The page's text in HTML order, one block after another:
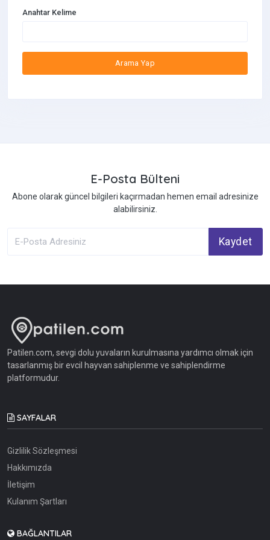
Kedi Yatakları
Anahtar Kelime
Arama Yap
E-Posta Bülteni
Abone olarak güncel bilgileri kaçırmadan hemen email adresinize
alabilirsiniz.
Kaydet
Patilen.com, sevgi dolu yuvaların kurulmasına yardımcı olmak için
tasarlanmış bir evcil hayvan sahiplenme ve sahiplendirme
platformudur.
SAYFALAR
Gizlilik Sözleşmesi
Hakkımızda
İletişim
Kulanım Şartları
BAĞLANTILAR